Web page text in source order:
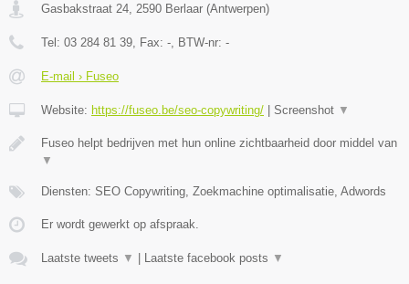
Gasbakstraat 24 2590 Berlaar (Antwerpen)
Tel: 03 284 81 39 , Fax: - , BTW-nr: -
E-mail › Fuseo
Website: https://fuseo.be/seo-copywriting/ Screenshot ▼
Fuseo helpt bedrijven met hun online zichtbaarheid door middel van
▼
Diensten: SEO Copywriting, Zoekmachine optimalisatie, Adwords
Er wordt gewerkt op afspraak.
Laatste tweets ▼ Laatste facebook posts ▼